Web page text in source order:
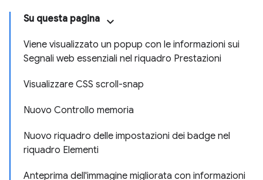
Su questa pagina
Viene visualizzato un popup con le informazioni sui
Segnali web essenziali nel riquadro Prestazioni
Visualizzare CSS scroll-snap
Nuovo Controllo memoria
Nuovo riquadro delle impostazioni dei badge nel
riquadro Elementi
Anteprima dell'immagine migliorata con informazioni